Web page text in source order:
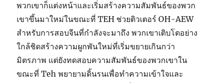
พวกเขาก็แต่งหน้าและเริ่มสร้างความสัมพันธ์ของพวก
เขาขึ้นมาใหม่ในขณะที่ TEH ช่วยติวเตอร์ OH-AEW
สำหรับการสอบจีนที่กำลังจะมาถึง พวกเขาเติบโตอย่าง
ใกล้ชิดสร้างความผูกพันใหม่ที่เริ่มขยายเกินกว่า
มิตรภาพ แต่ยังทดสอบความสัมพันธ์ของพวกเขาใน
ขณะที่ Teh พยายามดิ้นรนเพื่อทำความเข้าใจและ